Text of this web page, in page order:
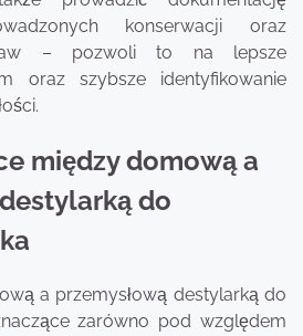
konserwacji oraz
– pozwoli to na lepsze
oraz szybsze identyfikowanie
między domową a
do
a przemysłową destylarką do
zarówno pod względem